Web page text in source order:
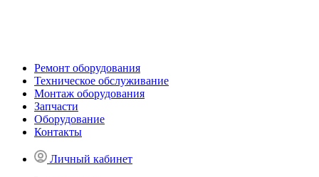
Ремонт оборудования
Техническое обслуживание
Монтаж оборудования
Запчасти
Оборудование
Контакты
Личный кабинет